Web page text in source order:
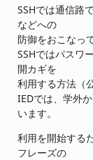
SSHでは通信路
などへの
防御をおこなっ
SSHではパスワ
開カギを
利用する方法（
IEDでは、学外
います。
利用を開始する
フレーズの